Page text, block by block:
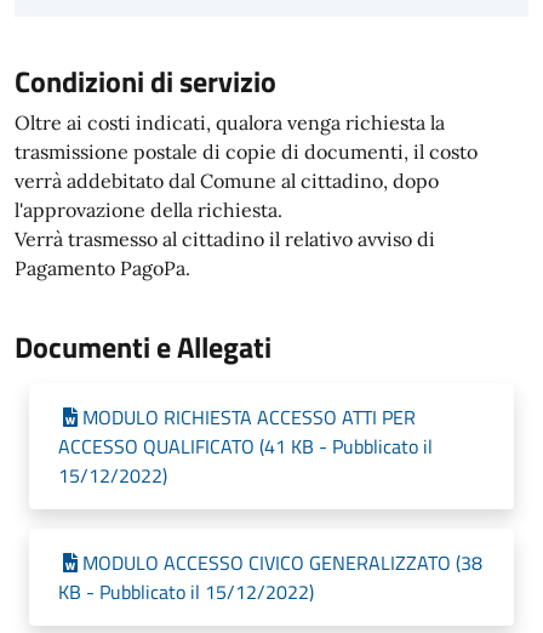
Condizioni di servizio
Oltre ai costi indicati, qualora venga richiesta la
trasmissione postale di copie di documenti, il costo
verrà addebitato dal Comune al cittadino, dopo
l'approvazione della richiesta.
Verrà trasmesso al cittadino il relativo avviso di
Pagamento PagoPa.
Documenti e Allegati
MODULO RICHIESTA ACCESSO ATTI PER
ACCESSO QUALIFICATO (41 KB - Pubblicato il
15/12/2022)
MODULO ACCESSO CIVICO GENERALIZZATO (38
KB - Pubblicato il 15/12/2022)